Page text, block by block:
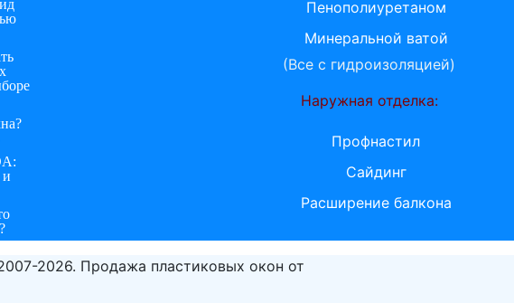
и
Пенополиуретаном
Минеральной ватой
(Все с гидроизоляцией)
Наружная отделка:
Профнастил
Сайдинг
Расширение балкона
2026. Продажа пластиковых окон от